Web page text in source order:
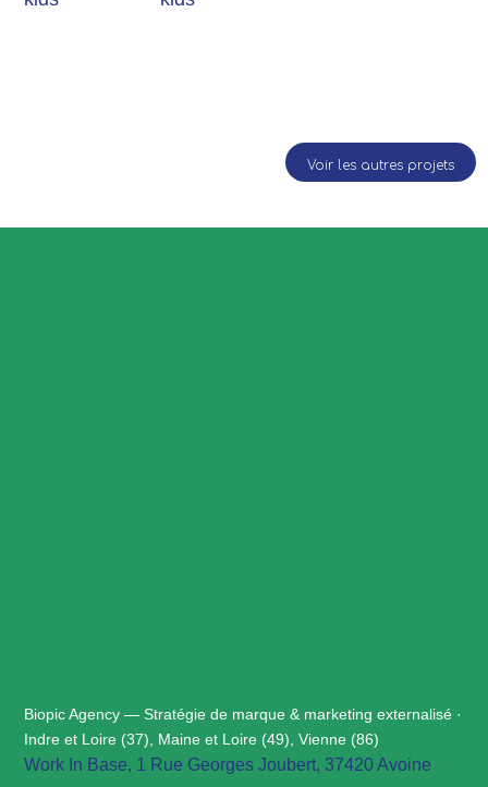
Voir les autres projets
Biopic Agency — Stratégie de marque & marketing externalisé ·
Indre et Loire (37), Maine et Loire (49), Vienne (86)
Work In Base, 1 Rue Georges Joubert, 37420 Avoine